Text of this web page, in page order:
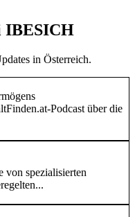
IBESICH
in Österreich.
Podcast über die
von spezialisierten